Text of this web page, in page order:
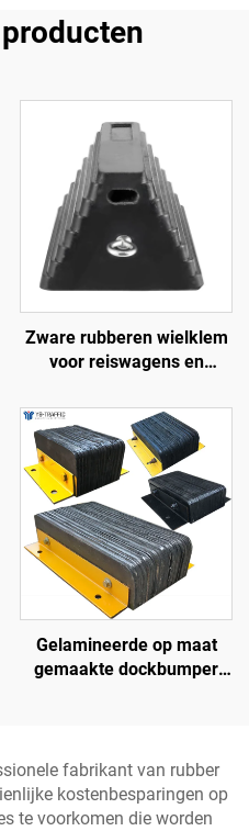
Zware rubberen wielklem
voor reiswagens en
ogenbouten en uitgehold
onderste deel Roadway
Product
Gelamineerde op maat
gemaakte dockbumper
fabrikant van rubber
kostenbesparingen op
te voorkomen die worden